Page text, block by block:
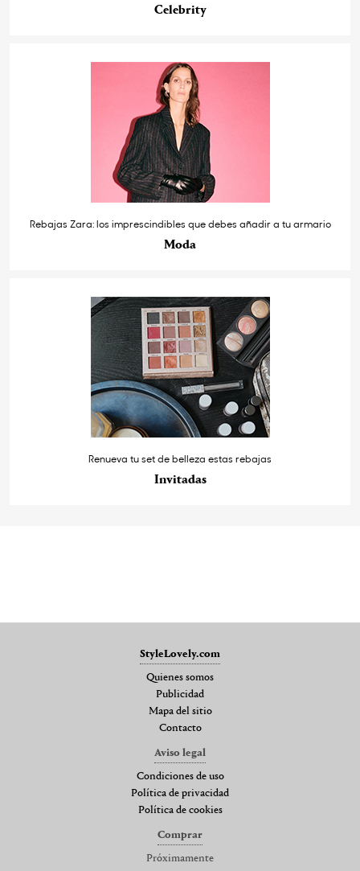
Celebrity
Rebajas Zara: los imprescindibles que debes añadir a tu armario
Moda
Renueva tu set de belleza estas rebajas
Invitadas
StyleLovely.com
Quienes somos
Publicidad
Mapa del sitio
Contacto
Aviso legal
Condiciones de uso
Política de privacidad
Política de cookies
Comprar
Próximamente